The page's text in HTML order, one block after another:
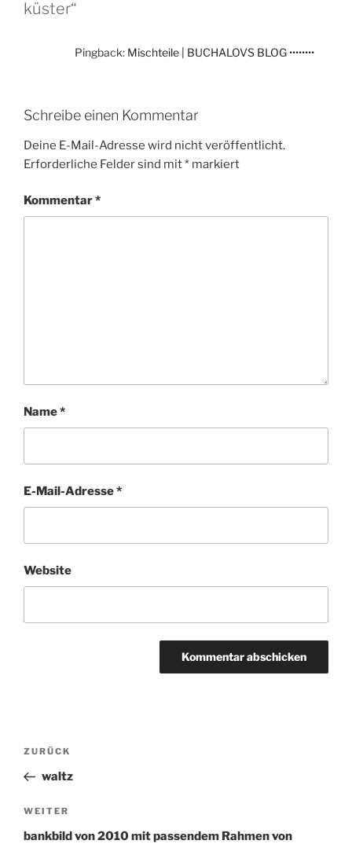
küster“
Pingback: Mischteile | BUCHALOVS BLOG ••••••••
Schreibe einen Kommentar
Deine E-Mail-Adresse wird nicht veröffentlicht.
Erforderliche Felder sind mit* markiert
Kommentar*
Name*
E-Mail-Adresse*
Website
Beitragsnavigation
Vorheriger
Beitrag
ZURÜCK
waltz
Nächster
Beitrag
WEITER
bankbild von 2010 mit passendem Rahmen von